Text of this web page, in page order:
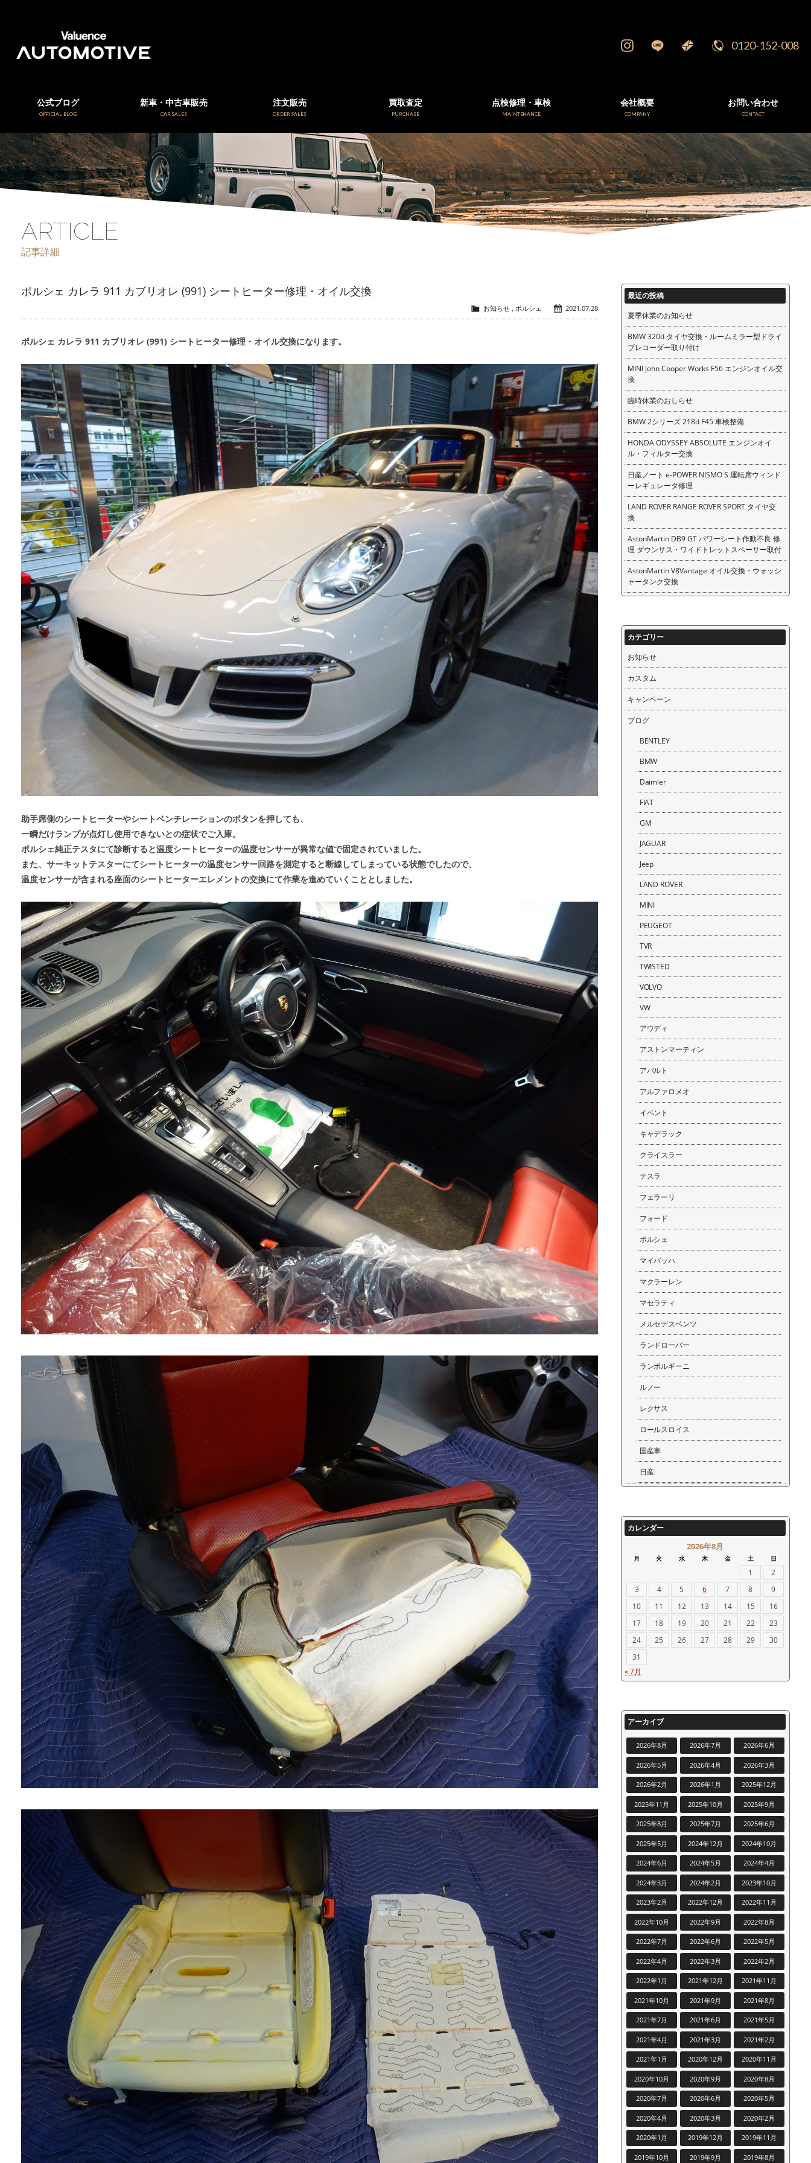
0120-152-008
公式ブログ
OFFICIAL BLOG
新車・中古車販売
CAR SALES
注文販売
ORDER SALES
買取査定
PURCHASE
点検修理・車検
MAINTENANCE
会社概要
COMPANY
お問い合わせ
CONTACT
ARTICLE
記事詳細
ポルシェ カレラ 911 カブリオレ (991) シートヒーター修理・オイル交換
2021.07.28
お知らせ, ポルシェ
ポルシェ カレラ 911 カブリオレ (991) シートヒーター修理・オイル交換になります。
助手席側のシートヒーターやシートベンチレーションのボタンを押しても、
一瞬だけランプが点灯し使用できないとの症状でご入庫。
ポルシェ純正テスタにて診断すると温度シートヒーターの温度センサーが異常な値で固定されていました。
また、サーキットテスターにてシートヒーターの温度センサー回路を測定すると断線してしまっている状態でしたので、
温度センサーが含まれる座面のシートヒーターエレメントの交換にて作業を進めていくこととしました。
最近の投稿
夏季休業のお知らせ
BMW 320d タイヤ交換・ルームミラー型ドライ
ブレコーダー取り付け
MINI John Cooper Works F56 エンジンオイル交
換
臨時休業のおしらせ
BMW 2シリーズ 218d F45 車検整備
HONDA ODYSSEY ABSOLUTE エンジンオイ
ル・フィルター交換
日産ノート e-POWER NISMO S 運転席ウィンド
ーレギュレータ修理
LAND ROVER RANGE ROVER SPORT タイヤ交
換
AstonMartin DB9 GT パワーシート作動不良 修
理 ダウンサス・ワイドトレットスペーサー取付
AstonMartin V8Vantage オイル交換・ウォッシ
ャータンク交換
カテゴリー
お知らせ
カスタム
キャンペーン
ブログ
BENTLEY
BMW
Daimler
FIAT
GM
JAGUAR
Jeep
LAND ROVER
MINI
PEUGEOT
TVR
TWISTED
VOLVO
VW
アウディ
アストンマーティン
アバルト
アルファロメオ
イベント
キャデラック
クライスラー
テスラ
フェラーリ
フォード
ポルシェ
マイバッハ
マクラーレン
マセラティ
メルセデスベンツ
ランドローバー
ランボルギーニ
ルノー
レクサス
ロールスロイス
国産車
日産
カレンダー
2026年8月
月 火 水 木 金 土 日
1
2
3
4 5 6 7 8
9
10
11 12 13 14 15
16
17
18 19 20 21 22
23
24
25 26 27 28 29
30
31
« 7月
アーカイブ
2026年8月 2026年7月 2026年6月
2026年5月 2026年4月 2026年3月
2026年2月 2026年1月 2025年12月
2025年11月 2025年10月 2025年9月
2025年8月 2025年7月 2025年6月
2025年5月 2024年12月 2024年10月
2024年6月 2024年5月 2024年4月
2024年3月 2024年2月 2023年10月
2023年2月 2022年12月 2022年11月
2022年10月 2022年9月 2022年8月
2022年7月 2022年6月 2022年5月
2022年4月 2022年3月 2022年2月
2022年1月 2021年12月 2021年11月
2021年10月 2021年9月 2021年8月
2021年7月 2021年6月 2021年5月
2021年4月 2021年3月 2021年2月
2021年1月 2020年12月 2020年11月
2020年10月 2020年9月 2020年8月
2020年7月 2020年6月 2020年5月
2020年4月 2020年3月 2020年2月
2020年1月 2019年12月 2019年11月
2019年10月 2019年9月 2019年8月